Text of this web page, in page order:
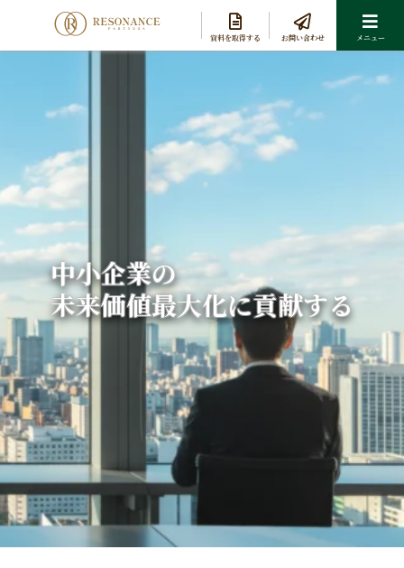
中小企業の
未来価値最大化に貢献する
資料を取得する お問い合わせ メニュー